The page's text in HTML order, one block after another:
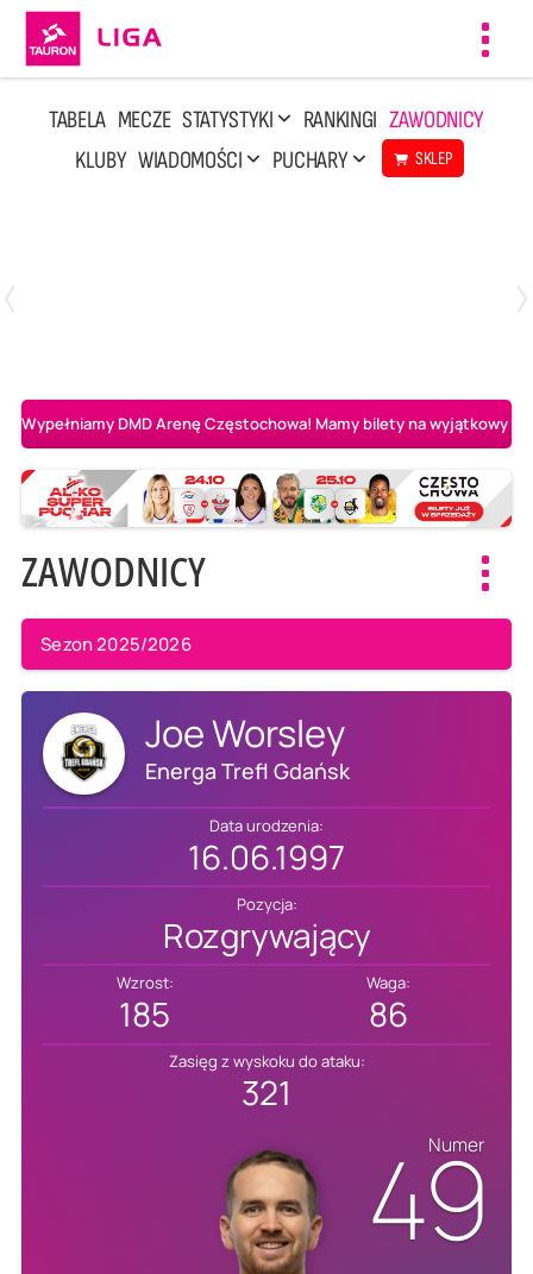
TABELA MECZE STATYSTYKI RANKINGI ZAWODNICY
KLUBY WIADOMOŚCI PUCHARY SKLEP
Wypełniamy DMD Arenę Częstochowa! Mamy bilety na wyjątkowy
ZAWODNICY
Sezon 2025/2026
Joe Worsley
Energa Trefl Gdańsk
Data urodzenia:
16.06.1997
Pozycja:
Rozgrywający
Wzrost:
185
Waga:
86
Zasięg z wyskoku do ataku:
321
Numer
49